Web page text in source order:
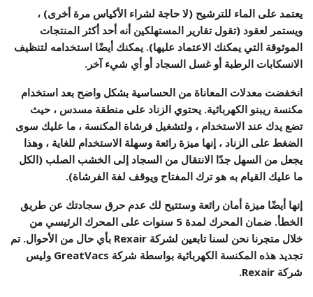
يعتمد على الماء للترشيح (لا حاجة لشراء الأكياس مرة أخرى) ،
ويستمر لعقود (تقول تقارير المستهلكين أنه أحد أكثر المنتجات
الموثوقة التي يمكنك الاعتماد عليها). يمكنك أيضًا استخدامه لتنظيف
الانسكابات الرطبة أو غسل السجاد أو أي شيء آخر.
انخفضت معدلات المعاناة من الحساسية بشكل واضح بعد استخدام
مكنسة ريبنو الكهربائية. يحتوي الزناد على منطقة مسدس ، حيث
تضع يدك عند الاستخدام ، ولتشغيل فرشاة المكنسة ، ما عليك سوى
الضغط على الزناد ، إنها ميزة رائعة وسهلة الاستخدام للغاية ، وهذا
يجعل من السهل جدًا الانتقال من السجاد إلى الخشب الصلب (الكل
ما عليك القيام به هو ترك المفتاح ويوقف لفة الفرشاة).
إنها أيضًا ميزة أمان رائعة وستتيح لك عدم حرق سجادتك عن طريق
الخطأ. ضمان المحرك لمدة 5 سنوات على المحرك الرئيسي من
خلال متجرنا نحن لسنا تابعين لشركة Rexair بأي حال من الأحوال. تم
تجديد هذه المكنسة الكهربائية بواسطة شركة GreatVacs وليس
شركة Rexair.